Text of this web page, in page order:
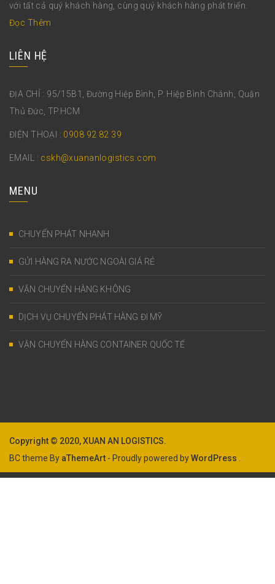
với tất cả quý khách hàng, cùng quý khách hàng phát triển.
Đọc Thêm
LIÊN HỆ
ĐỊA CHỈ : 95/15B1, Đường Hiệp Bình, P. Hiệp Bình Chánh, Quận
Thủ Đức, TP.HCM
ĐIỆN THOẠI : 0908 92 82 39
EMAIL : cskh@xuananlogistics.com
MENU
CHUYỂN PHÁT NHANH
GỬI HÀNG RA NƯỚC NGOÀI GIÁ RẺ
VẬN CHUYỂN HÀNG KHÔNG
DỊCH VỤ CHUYỂN PHÁT HÀNG ĐI MỸ
VẬN CHUYỂN HÀNG CONTAINER QUỐC TẾ
Copyright © 2020, XUAN AN LOGISTICS.
BC theme By aThemeArt - Proudly powered byWordPress